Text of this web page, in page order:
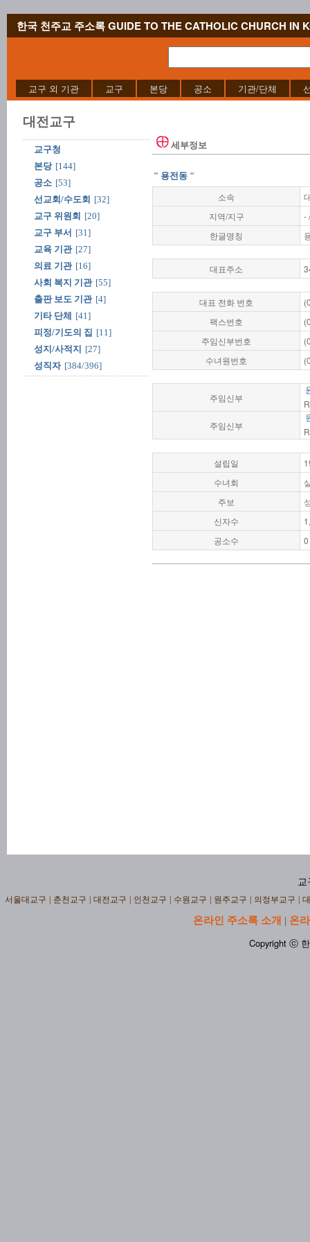
한국 천주교 주소록 GUIDE TO THE CATHOLIC CHURCH IN
교구 외 기관 교구 본당 공소 기관/단체
대전교구
교구청
본당 [144]
공소 [53]
선교회/수도회 [32]
교구 위원회 [20]
교구 부서 [31]
교육 기관 [27]
의료 기관 [16]
사회 복지 기관 [55]
출판 보도 기관 [4]
기타 단체
[41]
피정/기도의 집 [11]
성지/사적지
[27]
성직자 [384/396]
세부정보
" 용전동 "
소속
지역/지구
-
한글명칭
대표주소
대표 전화 번호
팩스번호
주임신부번호
수녀원번호
주임신부
주임신부
설립일
수녀회
주보
신자수
공소수
0
교
서울대교구 춘천교구 대전교구 인천교구 수원교구 원주교구 의정부교구
온라인 주소록 소개 | 온
Copyright ⓒ